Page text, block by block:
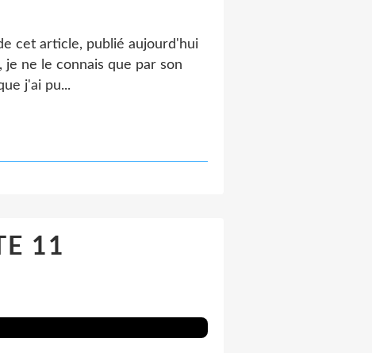
cet article, publié aujourd'hui
je ne le connais que par son
j'ai pu...
11